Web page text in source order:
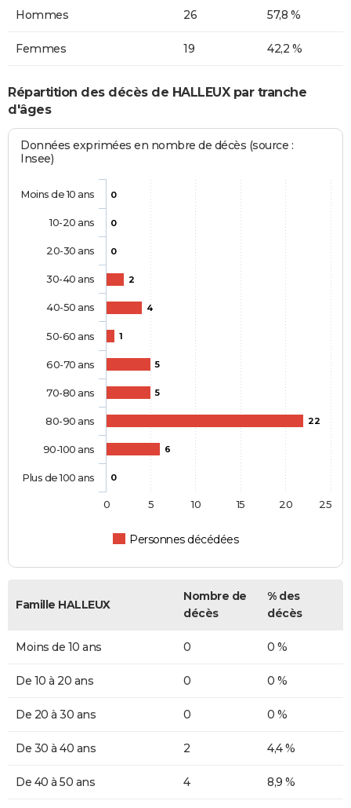
Hommes 26 57,8 %
Femmes 19 42,2 %
Répartition des décès de HALLEUX par tranche
d'âges
Données exprimées en nombre de décès (source :
Insee)
0
0
0
2
4
1
5
5
22
6
0
Personnes décédées
Moins de 10 ans
10-20 ans
20-30 ans
30-40 ans
40-50 ans
50-60 ans
60-70 ans
70-80 ans
80-90 ans
90-100 ans
Plus de 100 ans
0 5 10 15 20 25
Famille HALLEUX
Nombre de
décès
% des
décès
Moins de 10 ans 0 0 %
De 10 à 20 ans 0 0 %
De 20 à 30 ans 0 0 %
De 30 à 40 ans 2 4,4 %
De 40 à 50 ans 4 8,9 %